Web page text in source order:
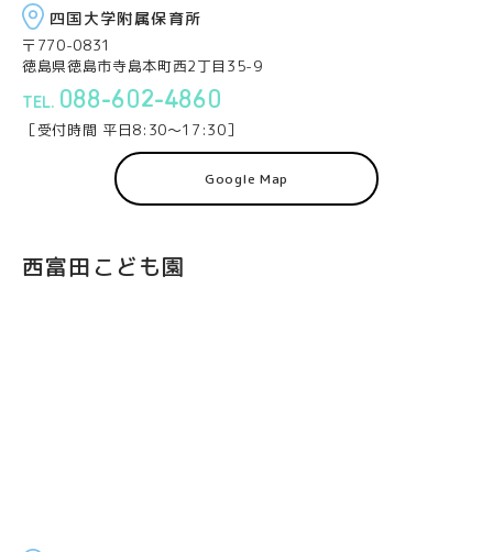
四国大学附属保育所
〒770-0831
徳島県徳島市寺島本町西2丁目35-9
088-602-4860
［受付時間 平日8:30〜17:30］
Google Map
西富田こども園